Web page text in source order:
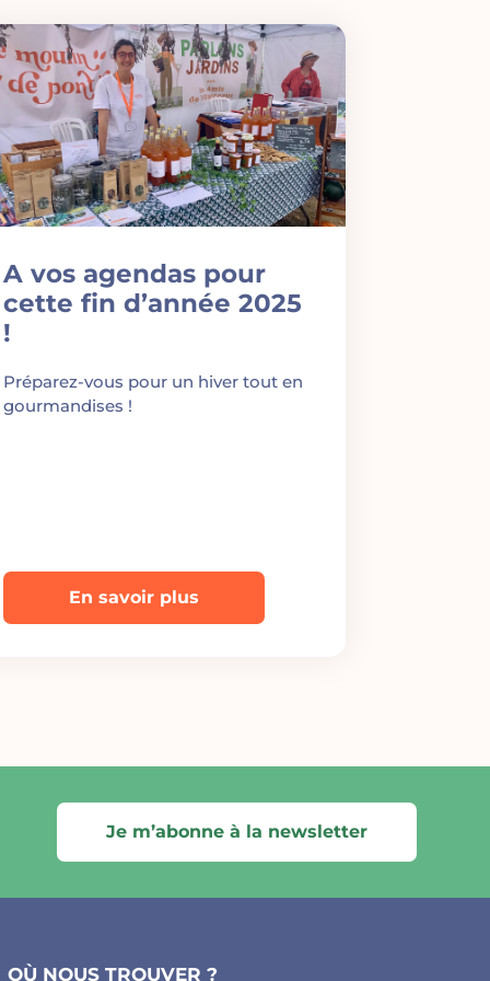
A vos agendas pour
cette fin d’année 2025
!
Préparez-vous pour un hiver tout en
gourmandises !
En savoir plus
Je m’abonne à la newsletter
OÙ NOUS TROUVER ?